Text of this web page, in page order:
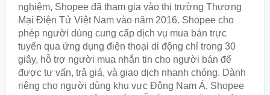
nghiệm, Shopee đã tham gia vào thị trường Thương
Mại Điện Tử Việt Nam vào năm 2016. Shopee cho
phép người dùng cung cấp dịch vụ mua bán trực
tuyến qua ứng dụng điện thoại di động chỉ trong 30
giây, hỗ trợ người mua nhắn tin cho người bán để
được tư vấn, trả giá, và giao dịch nhanh chóng. Dành
riêng cho người dùng khu vực Đông Nam Á, Shopee